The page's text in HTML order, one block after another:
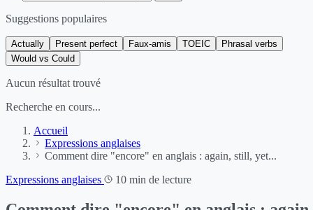
Suggestions populaires
Actually Present perfect Faux-amis TOEIC
Phrasal verbs
Would vs Could
Aucun résultat trouvé
Recherche en cours...
Accueil
Expressions anglaises
Comment dire "encore" en anglais : again, still, yet...
Expressions anglaises
10 min de lecture